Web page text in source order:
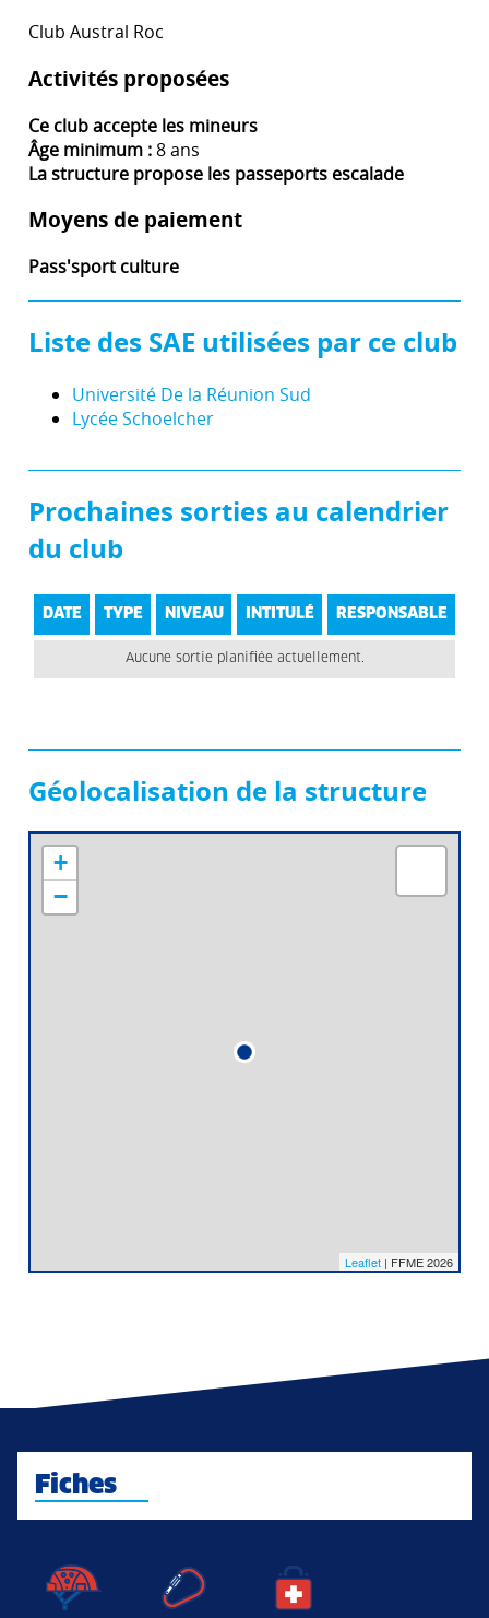
Club Austral Roc
Activités proposées
Ce club accepte les mineurs
Âge minimum :8 ans
La structure propose les passeports escalade
Moyens de paiement
Pass'sport culture
Liste des SAE utilisées par ce club
Université De la Réunion Sud
Lycée Schoelcher
Prochaines sorties au calendrier
du club
DATE TYPE NIVEAU INTITULÉ RESPONSABLE
Aucune sortie planifiée actuellement.
Géolocalisation de la structure
+
−
Leaflet | FFME 2026
Fiches